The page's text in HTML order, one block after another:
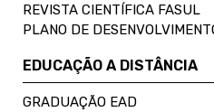
REVISTA CIENTÍFICA FASUL
PLANO DE
EDUCAÇÃO A DISTÂNCIA
GRADUAÇÃO EAD